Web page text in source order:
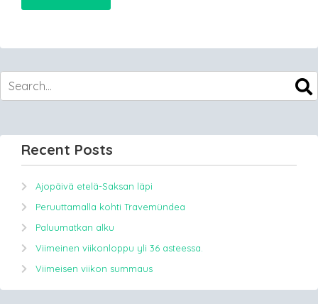
Recent Posts
Ajopäivä etelä-Saksan läpi
Peruuttamalla kohti Travemündea
Paluumatkan alku
Viimeinen viikonloppu yli 36 asteessa.
Viimeisen viikon summaus